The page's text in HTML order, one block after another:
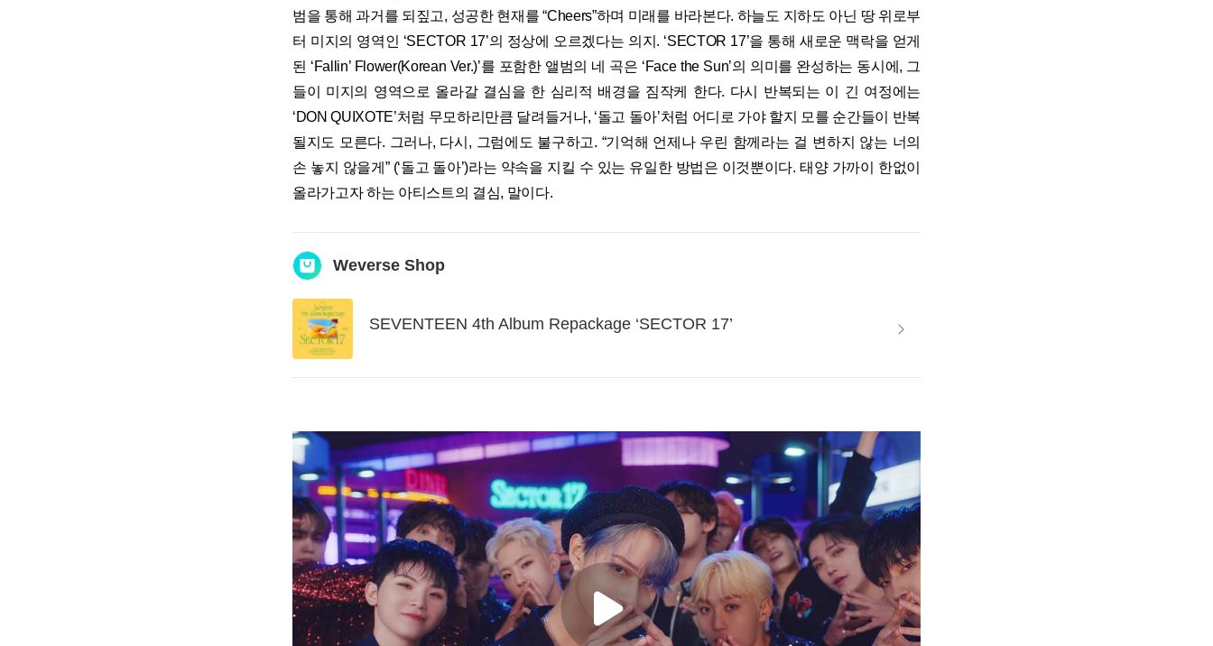
범을 통해 과거를 되짚고, 성공한 현재를 “Cheers”하며 미래를 바라본다. 하늘도 지하도 아닌 땅 위로부
터 미지의 영역인 ‘SECTOR 17’의 정상에 오르겠다는 의지. ‘SECTOR 17’을 통해 새로운 맥락을 얻게
된 ‘Fallin’ Flower(Korean Ver.)’를 포함한 앨범의 네 곡은 ‘Face the Sun’의 의미를 완성하는 동시에, 그
들이 미지의 영역으로 올라갈 결심을 한 심리적 배경을 짐작케 한다. 다시 반복되는 이 긴 여정에는
‘DON QUIXOTE’처럼 무모하리만큼 달려들거나, ‘돌고 돌아’처럼 어디로 가야 할지 모를 순간들이 반복
될지도 모른다. 그러나, 다시, 그럼에도 불구하고. “기억해 언제나 우린 함께라는 걸 변하지 않는 너의
손 놓지 않을게” (‘돌고 돌아’)라는 약속을 지킬 수 있는 유일한 방법은 이것뿐이다. 태양 가까이 한없이
올라가고자 하는 아티스트의 결심, 말이다.
Weverse Shop
SEVENTEEN 4th Album Repackage ‘SECTOR 17’